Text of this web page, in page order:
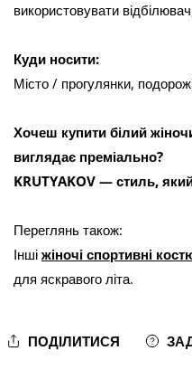
використовувати
Куди носити:
Місто / прогулянки,
Хочеш купити білий
виглядає преміально?
KRUTYAKOV — стиль,
Переглянь також:
Інші жіночі спортивні
для яскравого літа.
ПОДІЛИТИСЯ